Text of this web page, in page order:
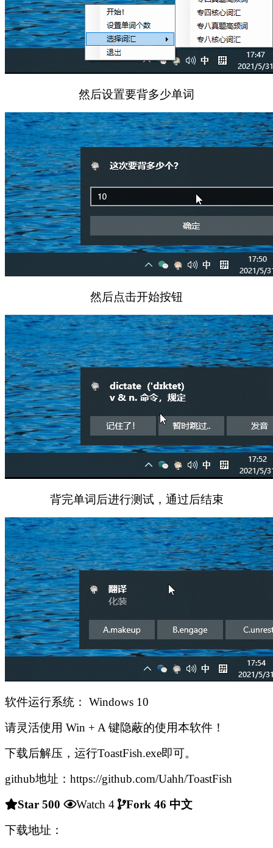
然后设置要背多少单词
然后点击开始按钮
背完单词后进行测试，通过后结束
软件运行系统： Windows 10
请灵活使用 Win + A 键隐蔽的使用本软件！
下载后解压，运行ToastFish.exe即可。
github地址：https://github.com/Uahh/ToastFish
Star 500 Watch 4 Fork 46 中文
下载地址：